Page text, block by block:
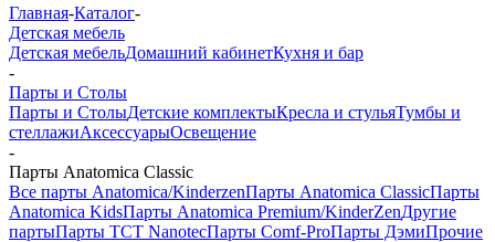
Главная-Каталог-
Детская мебель
Детская мебельДомашний кабинетКухня и бар
-
Парты и Столы
Парты и СтолыДетские комплектыКресла и стульяТумбы и
стеллажиАксессуарыОсвещение
-
Парты Anatomica Classic
Все парты Anatomica/KinderzenПарты Anatomica ClassicПарты
Anatomica KidsПарты Anatomica Premium/KinderZenДругие
партыПарты TCT NanotecПарты Comf-ProПарты ДэмиПрочие